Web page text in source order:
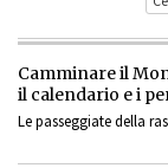
Camminare il
il calendario e i
Le passeggiate della